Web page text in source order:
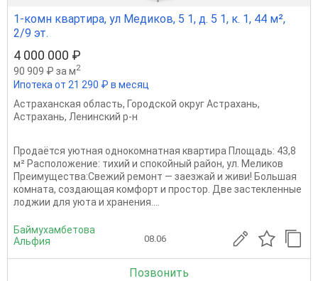
1-комн квартира, ул Медиков, 5 1, д. 5 1, к. 1, 44 м²,
2/9 эт.
4 000 000 ₽
90 909 ₽ за м2
Ипотека от 21 290 ₽ в месяц
Астраханская область, Городской округ Астрахань,
Астрахань, Ленинский р-н
Продаётся уютная однокомнатная квартира Площадь: 43,8
м² Расположение: тихий и спокойный район, ул. Меликов
Преимущества:Свежий ремонт — заезжай и живи! Большая
комната, создающая комфорт и простор. Две застекленные
лоджии для уюта и хранения....
Баймухамбетова
Альфия
08.06
Позвонить